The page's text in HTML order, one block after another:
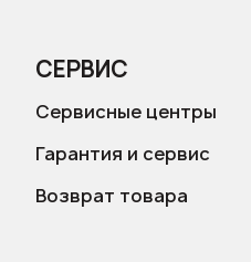
СЕРВИС
Сервисные центры
Гарантия и сервис
Возврат товара